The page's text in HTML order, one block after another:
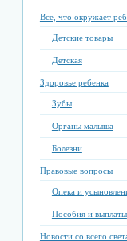
Все, что окружает
Детские товары
Детская
Здоровье ребенка
Зубы
Органы малыша
Болезни
Правовые вопросы
Опека и
Пособия и выплаты
Новости со всего